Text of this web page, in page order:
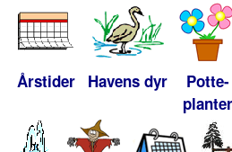
Årstider Havens dyr
Potte-
planter